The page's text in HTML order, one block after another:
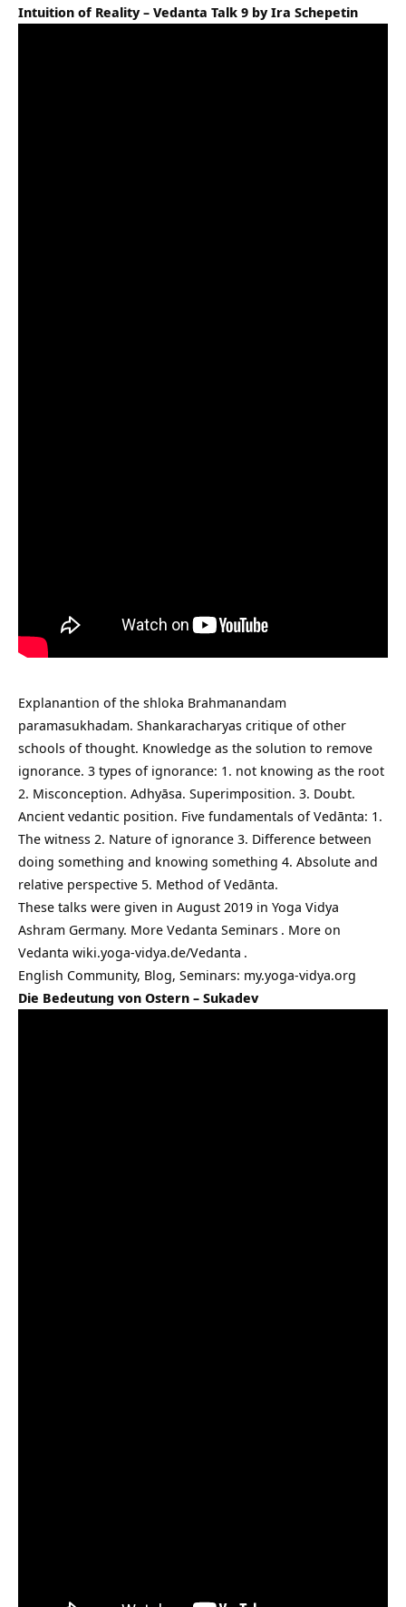
Intuition of Reality – Vedanta Talk 9 by Ira Schepetin
Explanantion of the shloka Brahmanandam
paramasukhadam. Shankaracharyas critique of other
schools of thought. Knowledge as the solution to remove
ignorance. 3 types of ignorance: 1. not knowing as the root
2. Misconception. Adhyāsa. Superimposition. 3. Doubt.
Ancient vedantic position. Five fundamentals of Vedānta: 1.
The witness 2. Nature of ignorance 3. Difference between
doing something and knowing something 4. Absolute and
relative perspective 5. Method of Vedānta.
These talks were given in August 2019 in Yoga Vidya
Ashram Germany. More Vedanta Seminars . More on
Vedanta wiki.yoga-vidya.de/Vedanta .
English Community, Blog, Seminars: my.yoga-vidya.org
Die Bedeutung von Ostern – Sukadev